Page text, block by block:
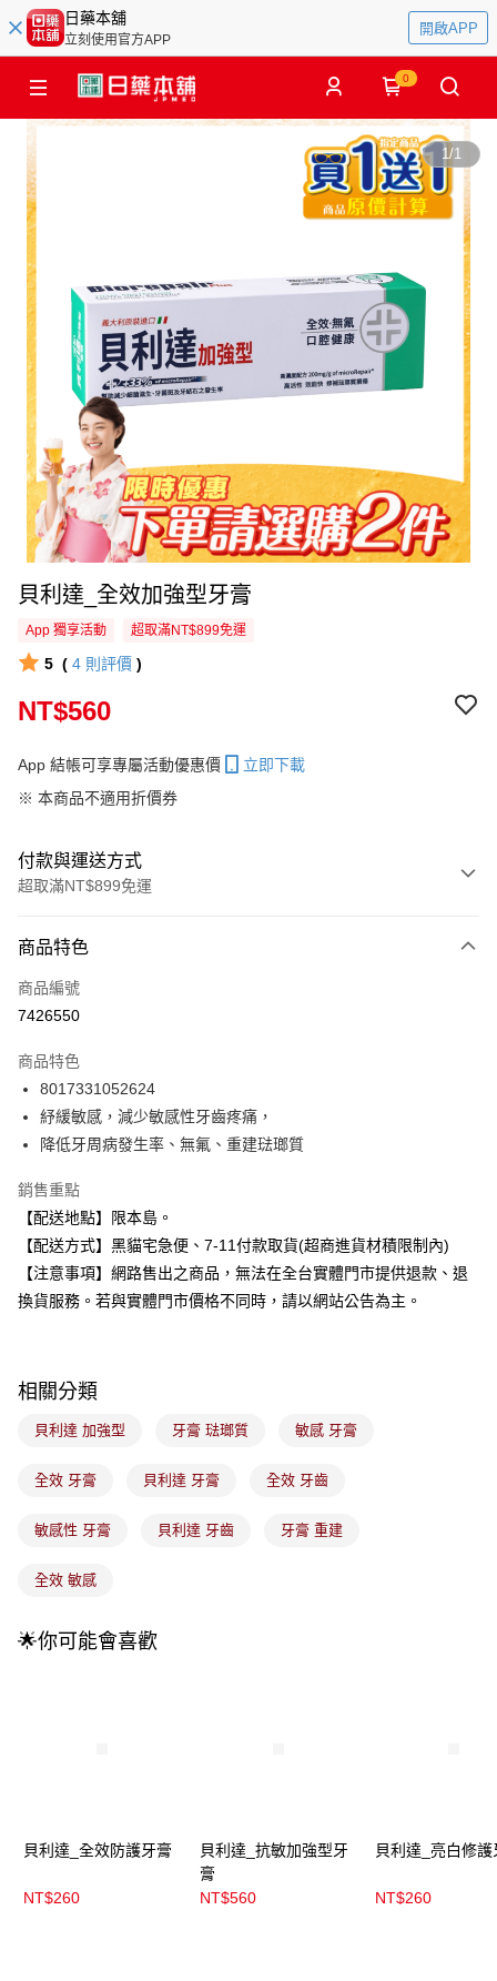
日藥本舖
立刻使用官方APP
開啟APP
0
1/1
貝利達_全效加強型牙膏
App 獨享活動 超取滿NT$899免運
5 ( 4 則評價 )
NT$560
App 結帳可享專屬活動優惠價
立即下載
※ 本商品不適用折價券
付款與運送方式
超取滿NT$899免運
信用卡一次付款
超商取貨付款
Apple Pay
街口支付
Google Pay
全盈+PAY
2.付款方式選擇「大哥付你分期」，訂單成立後會自動跳轉到大哥付的交易
流程，驗證手機門號後，選擇欲分期的期數、繳款截止日，確認付款後即完
成交易。
3.實際核准額度、可分期數及費用金額請依後續交易確認頁面所載為準。
消。如遇「轉專審核」未通過狀況，表示未達大哥付你分期系統評分，恕無
【繳款方式說明】
1.分期款項不併入電信帳單，「大哥付你分期」於每月結算日後寄送繳費提
2.透過簡訊連結打開帳單後，可選擇「超商條碼／台灣大直營門市／銀行轉
【注意事項】
每筆NT$100，滿NT$899(含以上)免運費
付款後全家取貨
7-11取貨付款
每筆NT$100，滿NT$399(含以上)免運費
商品特色
商品編號
7426550
商品特色
8017331052624
紓緩敏感，減少敏感性牙齒疼痛，
降低牙周病發生率、無氟、重建琺瑯質
銷售重點
【配送地點】限本島。
【配送方式】黑貓宅急便、7-11付款取貨(超商進貨材積限制內)
【注意事項】網路售出之商品，無法在全台實體門市提供退款、退
換貨服務。若與實體門市價格不同時，請以網站公告為主。
相關分類
貝利達 加強型 牙膏 琺瑯質 敏感 牙膏
全效 牙膏 貝利達 牙膏 全效 牙齒
敏感性 牙膏 貝利達 牙齒 牙膏 重建
全效 敏感
🌟你可能會喜歡
貝利達_全效防護牙膏
NT$260
貝利達_抗敏加強型牙
膏
NT$560
貝利達_亮白修護
NT$260